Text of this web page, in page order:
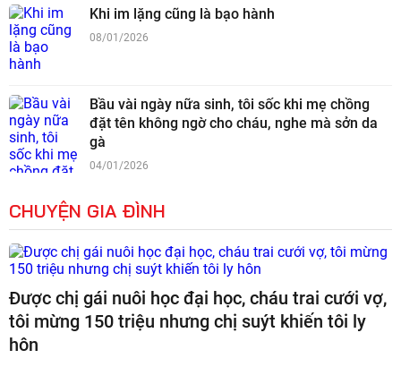
Khi im lặng cũng là bạo hành
08/01/2026
Bầu vài ngày nữa sinh, tôi sốc khi mẹ chồng
đặt tên không ngờ cho cháu, nghe mà sởn da
gà
04/01/2026
CHUYỆN GIA ĐÌNH
Được chị gái nuôi học đại học, cháu trai cưới vợ,
tôi mừng 150 triệu nhưng chị suýt khiến tôi ly
hôn